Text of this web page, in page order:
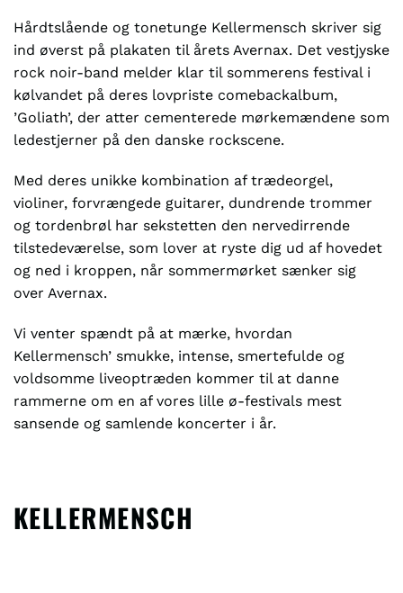
Hårdtslående og tonetunge Kellermensch skriver sig
ind øverst på plakaten til årets Avernax. Det vestjyske
rock noir-band melder klar til sommerens festival i
kølvandet på deres lovpriste comebackalbum,
’Goliath’, der atter cementerede mørkemændene som
ledestjerner på den danske rockscene.
Med deres unikke kombination af trædeorgel,
violiner, forvrængede guitarer, dundrende trommer
og tordenbrøl har sekstetten den nervedirrende
tilstedeværelse, som lover at ryste dig ud af hovedet
og ned i kroppen, når sommermørket sænker sig
over Avernax.
Vi venter spændt på at mærke, hvordan
Kellermensch’ smukke, intense, smertefulde og
voldsomme liveoptræden kommer til at danne
rammerne om en af vores lille ø-festivals mest
sansende og samlende koncerter i år.
KELLERMENSCH